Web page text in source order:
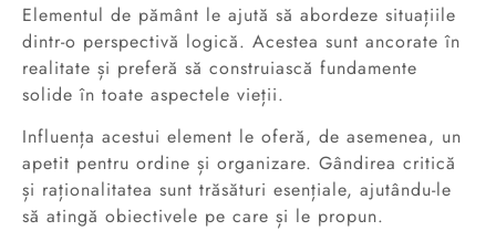
Elementul de pământ le ajută să abordeze situațiile
dintr-o perspectivă logică. Acestea sunt ancorate în
realitate și preferă să construiască fundamente
solide în toate aspectele vieții.
Influența acestui element le oferă, de asemenea, un
apetit pentru ordine și organizare. Gândirea critică
și raționalitatea sunt trăsături esențiale, ajutându-le
să atingă obiectivele pe care și le propun.